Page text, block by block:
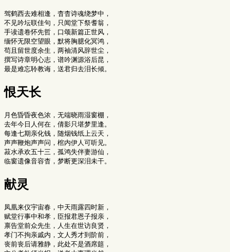
驾鹤西去难相逢，杳杳诗魂绕梦中，
不见吟坛联佳句，只闻堂下祭耆翁，
手读遗卷怀先哲，口颂新篇正世风，
缅怀无限空望眼，默将胸臆化冥鸿，
苟且留世度余生，两袖清风辞世尘，
撰写诗章明心志，谱吟渊源浴后昆，
恨天长
月色昏昏夜色浓，无端晓雨湿窗棚，
去年今日人何在，倩影只堪梦里逢。
每逢七期亲化钱，随烟钱纸上云天，
声声鞭炮声声问，棺内伊人可听见。
菽水承欢五十三，孤鸿失伴妻游仙，
献灵
凤凰来仪宇宙春，中天雨露四时新，
赋堂行事中和孝，臣报君恩子报亲，
禀告堂前众先生，人生在世访良贤，
孝门不拘亲戚内，文人秀才到阶前，
丧前丧后请雅静，此处不是酒席筵，